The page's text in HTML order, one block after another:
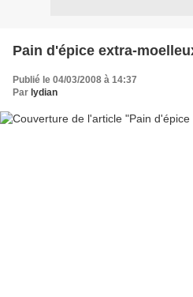
Pain d'épice extra-
Publié le 04/03/2008 à 14:37
Par lydian